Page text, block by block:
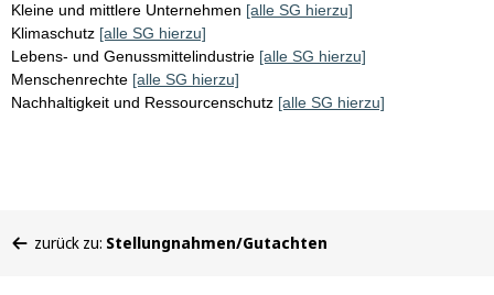
Kleine und mittlere Unternehmen [alle SG hierzu]
Klimaschutz [alle SG hierzu]
Lebens- und Genussmittelindustrie [alle SG hierzu]
Menschenrechte [alle SG hierzu]
Nachhaltigkeit und Ressourcenschutz [alle SG hierzu]
befinden
zurück zu: Stellungnahmen/Gutachten